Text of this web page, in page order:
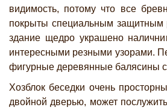
видимость, потому что все
покрыты специальным защитным
здание щедро украшено
интересными резными узорами.
фигурные деревянные балясины с
Хозблок беседки очень
двойной дверью, может